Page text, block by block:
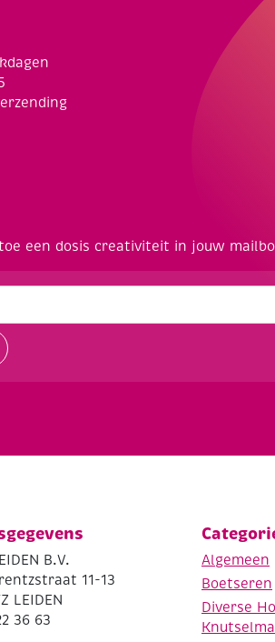
een dosis creativiteit in jouw
B.V.
11-13
LEIDEN
36 63
Algemeen
Boetseren
Diverse